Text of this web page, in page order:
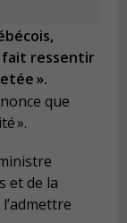
fait ressentir
».
que
».
et de la